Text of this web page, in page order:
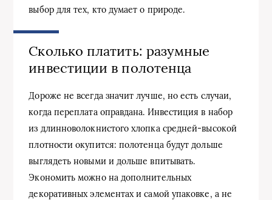
выбор для тех, кто думает о природе.
Сколько платить: разумные
инвестиции в полотенца
Дороже не всегда значит лучше, но есть случаи,
когда переплата оправдана. Инвестиция в набор
из длинноволокнистого хлопка средней‑высокой
плотности окупится: полотенца будут дольше
выглядеть новыми и дольше впитывать.
Экономить можно на дополнительных
декоративных элементах и самой упаковке, а не